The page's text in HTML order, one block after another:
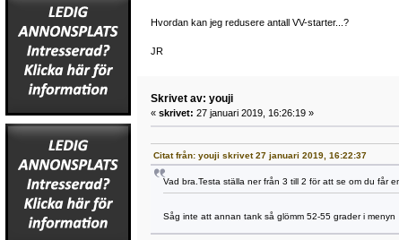
Hvordan kan jeg redusere antall VV-starter...?
JR
Skrivet av: youji
« skrivet: 27 januari 2019, 16:26:19 »
Citat från: youji skrivet 27 januari 2019, 16:22:37
Vad bra.Testa ställa ner från 3 till 2 för att se om du får
Såg inte att annan tank så glömm 52-55 grader i menyn